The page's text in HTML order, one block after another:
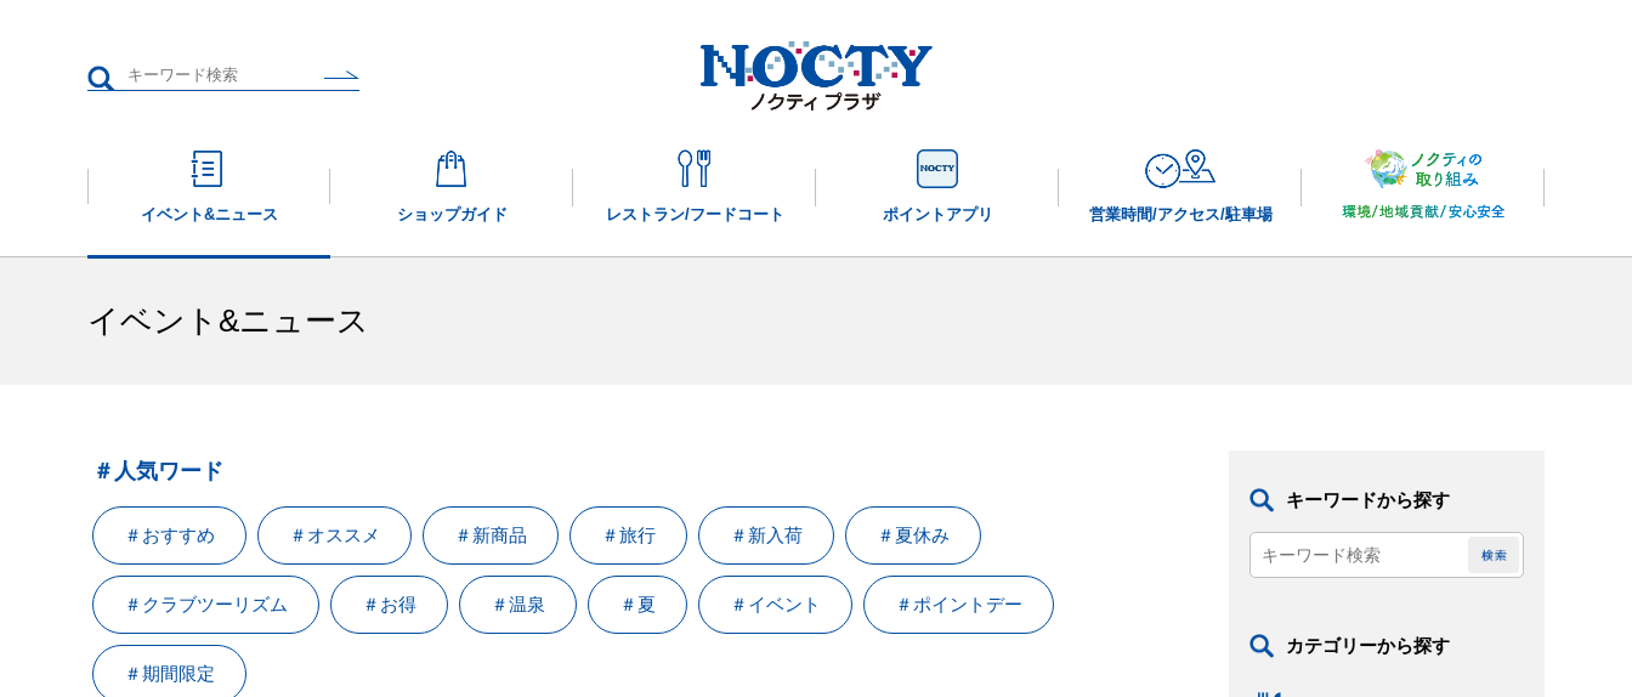
イベント&ニュース ショップガイド レストラン/フードコート ポイントアプリ 営業時間/アクセス/駐車場
イベント&ニュース
＃人気ワード
＃おすすめ ＃オススメ ＃新商品 ＃旅行 ＃新入荷 ＃夏休み
＃クラブツーリズム ＃お得 ＃温泉 ＃夏 ＃イベント ＃ポイントデー
＃期間限定
キーワードから探す
カテゴリーから探す